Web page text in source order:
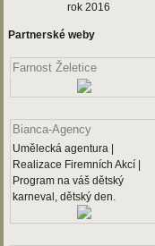
rok 2016
Partnerské weby
Farnost Želetice
Bianca-Agency
Umělecká agentura |
Realizace Firemních Akcí |
Program na váš dětský
karneval, dětský den.